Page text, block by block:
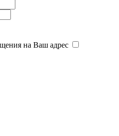
на Ваш адрес